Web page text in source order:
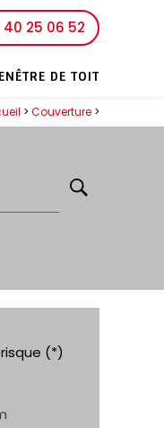
40 25 06 52
DE TOIT
> Couverture >
(*)